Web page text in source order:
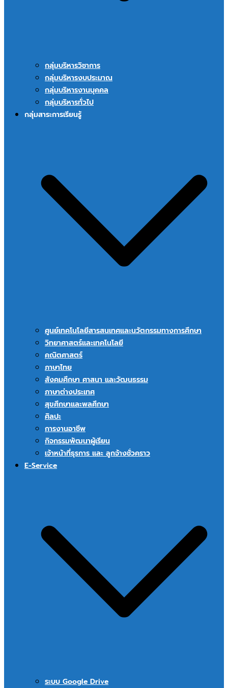
กลุ่มบริหารวิชาการ
กลุ่มบริหารงบประมาณ
กลุ่มบริหารงานบุคคล
กลุ่มบริหารทั่วไป
กลุ่มสาระการเรียนรู้
ศูนย์เทคโนโลยีสารสนเทศและนวัตกรรมทางการศึกษา
วิทยาศาสตร์และเทคโนโลยี
คณิตศาสตร์
ภาษาไทย
สังคมศึกษา ศาสนา และวัฒนธรรม
ภาษาต่างประเทศ
สุขศึกษาและพลศึกษา
ศิลปะ
การงานอาชีพ
กิจกรรมพัฒนาผู้เรียน
เจ้าหน้าที่ธุรการ และ ลูกจ้างชั่วคราว
E-Service
ระบบ Google Drive